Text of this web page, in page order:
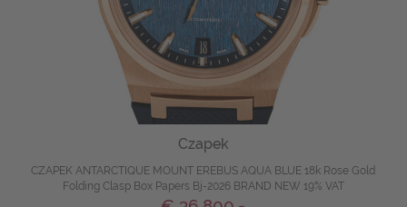
Czapek
CZAPEK ANTARCTIQUE MOUNT EREBUS AQUA BLUE 18k Rose Gold
Folding Clasp Box Papers Bj-2026 BRAND NEW 19% VAT